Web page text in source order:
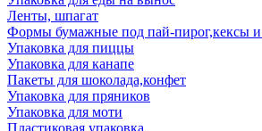
Ленты, шпагат
Формы бумажные под пай-пирог,кексы
Упаковка для пиццы
Упаковка для канапе
Пакеты для шоколада,конфет
Упаковка для пряников
Упаковка для моти
Пластиковая упаковка